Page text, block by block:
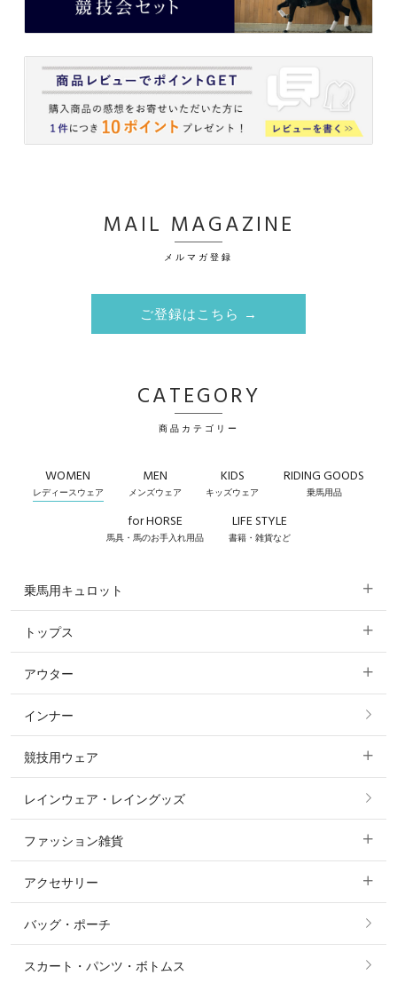
MAIL MAGAZINE
メルマガ登録
ご登録はこちら →
CATEGORY
商品カテゴリー
WOMEN
レディースウェア
MEN
メンズウェア
KIDS
キッズウェア
RIDING GOODS
乗馬用品
for HORSE
馬具・馬のお手入れ用品
LIFE STYLE
書籍・雑貨など
乗馬用キュロット
すべてのキュロット
フルグリップ・尻革 キュロット
ニーグリップ・膝革 キュロット
トップス
すべてのトップス
ポロシャツ
カットソー・Tシャツ・タンクトップ
ニット・セーター
シャツ・ブラウス・ワンピース
アウター
すべてのアウター
コート
ジャケット・ブルゾン
インナー
競技用ウェア
すべての競技用ウェア
ショージャケット
ショーシャツ
レインウェア・レイングッズ
ファッション雑貨
すべてのファッション雑貨
ソックス
ベルト
アクセサリー
すべてのアクセサリー
リング
バッグ・ポーチ
スカート・パンツ・ボトムス